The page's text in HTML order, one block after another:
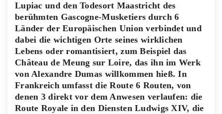
Lupiac und den Todesort Maastricht des
berühmten Gascogne-Musketiers durch 6
Länder der Europäischen Union verbindet und
dabei die wichtigen Orte seines wirklichen
Lebens oder romantisiert, zum Beispiel das
Château de Meung sur Loire, das ihn im Werk
von Alexandre Dumas willkommen hieß. In
Frankreich umfasst die Route 6 Routen, von
denen 3 direkt vor dem Anwesen verlaufen: die
Route Royale in den Diensten Ludwigs XIV, die